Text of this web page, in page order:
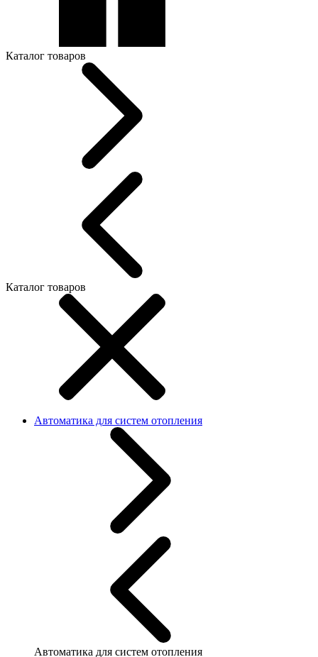
Каталог товаров
Каталог товаров
Автоматика для систем отопления
Автоматика для систем отопления